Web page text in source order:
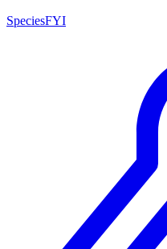
SpeciesFYI